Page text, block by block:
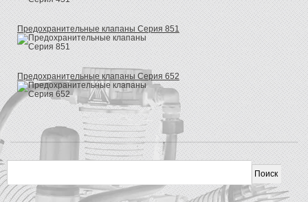
Предохранительные клапаны Серия 851
Предохранительные клапаны Серия 652